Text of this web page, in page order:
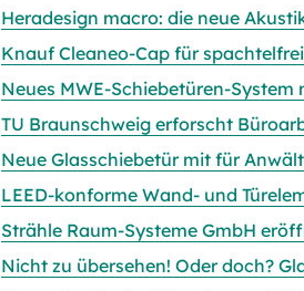
Heradesign macro: die neue
Knauf Cleaneo-Cap für
Neues MWE-Schiebetüren-
TU Braunschweig erforscht
Neue Glasschiebetür mit für
LEED-konforme Wand- und
Strähle Raum-Systeme GmbH
Nicht zu übersehen! Oder doch?